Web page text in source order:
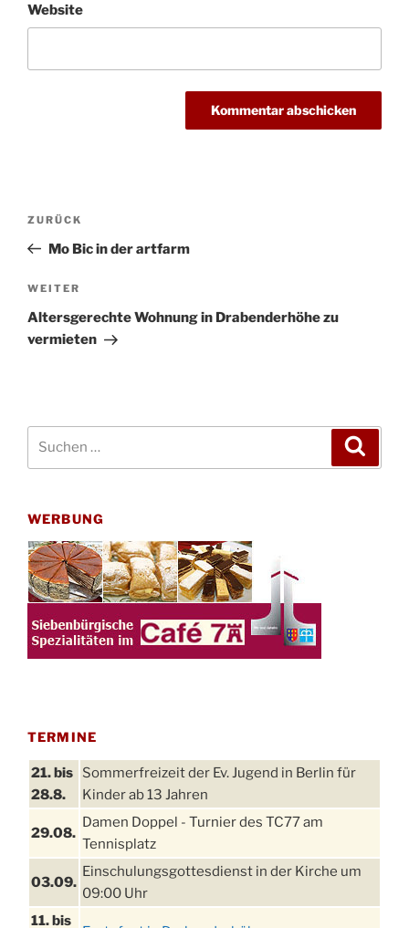
Website
Beitragsnavigation
Vorheriger
Beitrag
ZURÜCK
Mo Bic in der artfarm
Nächster
Beitrag
WEITER
Altersgerechte Wohnung in Drabenderhöhe zu
vermieten
WERBUNG
TERMINE
21. bis
28.8.
Sommerfreizeit der Ev. Jugend in Berlin für
Kinder ab 13 Jahren
29.08.
Damen Doppel - Turnier des TC77 am
Tennisplatz
03.09.
Einschulungsgottesdienst in der Kirche um
09:00 Uhr
11. bis